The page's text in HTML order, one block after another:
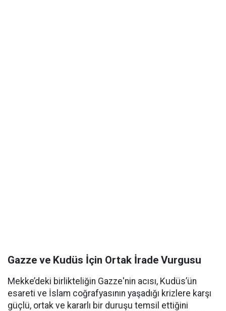
Gazze ve Kudüs İçin Ortak İrade Vurgusu
Mekke’deki birlikteliğin Gazze'nin acısı, Kudüs’ün
esareti ve İslam coğrafyasının yaşadığı krizlere karşı
güçlü, ortak ve kararlı bir duruşu temsil ettiğini